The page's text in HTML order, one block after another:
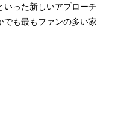
いった新しいアプローチ
でも最もファンの多い家